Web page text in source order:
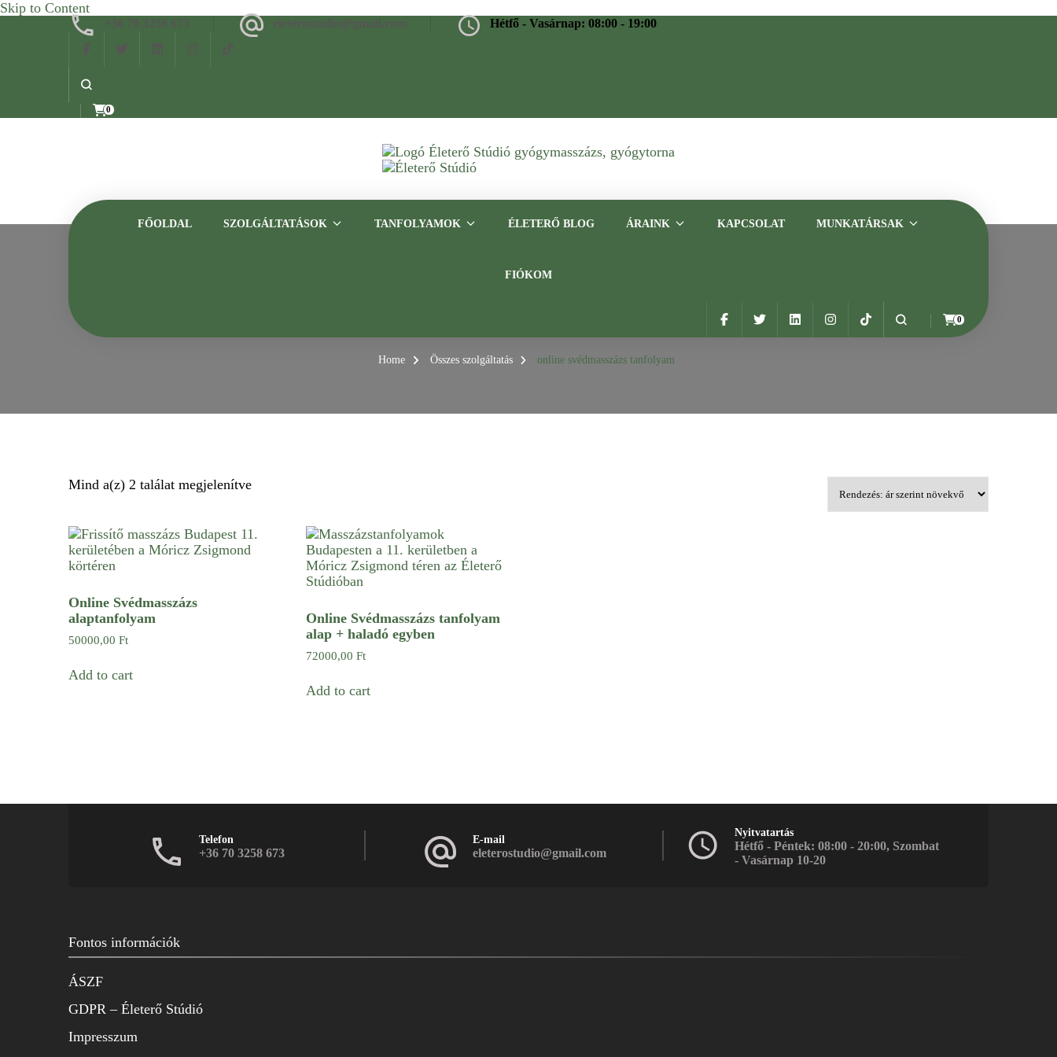
Skip to Content
Hétfő - Vasárnap: 08:00 - 19:00
0
Életerő Stúdió
Gyógymasszázs, gyógytorna, frissítő masszázs Budapesten – Tapasztalt szakemberrel
FŐOLDAL SZOLGÁLTATÁSOK TANFOLYAMOK ÉLETERŐ BLOG ÁRAINK KAPCSOLAT MUNKATÁRSAK
FIÓKOM
0
online svédmasszázs tanfolyam
Home Összes szolgáltatás online svédmasszázs tanfolyam
Mind a(z) 2 találat megjelenítve
Online Svédmasszázs
alaptanfolyam
50000,00 Ft
Add to cart
Online Svédmasszázs tanfolyam
alap + haladó egyben
72000,00Ft
Add to cart
Telefon
+36 70 3258 673
E-mail
eleterostudio@gmail.com
Nyitvatartás
Hétfő - Péntek: 08:00 - 20:00, Szombat
- Vasárnap 10-20
Fontos információk
ÁSZF
GDPR – Életerő Stúdió
Impresszum